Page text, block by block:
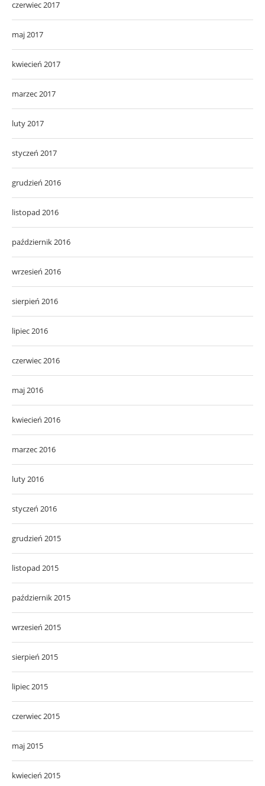
czerwiec 2017
maj 2017
kwiecień 2017
marzec 2017
luty 2017
styczeń 2017
grudzień 2016
listopad 2016
październik 2016
wrzesień 2016
sierpień 2016
lipiec 2016
czerwiec 2016
maj 2016
kwiecień 2016
marzec 2016
luty 2016
styczeń 2016
grudzień 2015
listopad 2015
październik 2015
wrzesień 2015
sierpień 2015
lipiec 2015
czerwiec 2015
maj 2015
kwiecień 2015